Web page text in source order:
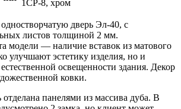
1CP-8, хром
дверь Эл-40, с
листов толщиной 2 мм.
модели — наличие вставок из матового
улучшают эстетику изделия, но и
освещенности здания. Декор
ковки.
отделана панелями из массива дуба. В